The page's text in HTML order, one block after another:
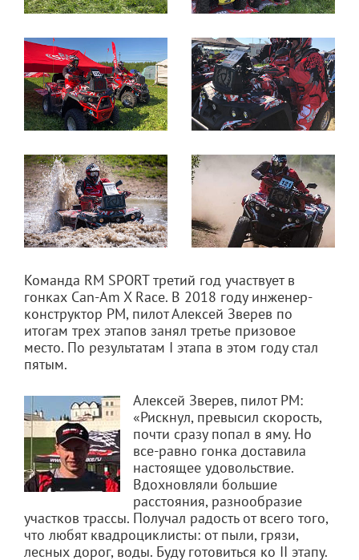
Команда RM SPORT третий год участвует в
гонках Can-Am X Race. В 2018 году инженер-
конструктор РМ, пилот Алексей Зверев по
итогам трех этапов занял третье призовое
место. По результатам I этапа в этом году стал
пятым.
Алексей Зверев, пилот РМ:
«Рискнул, превысил скорость,
почти сразу попал в яму. Но
все-равно гонка доставила
настоящее удовольствие.
Вдохновляли большие
расстояния, разнообразие
участков трассы. Получал радость от всего того,
что любят квадроциклисты: от пыли, грязи,
лесных дорог, воды. Буду готовиться ко II этапу.